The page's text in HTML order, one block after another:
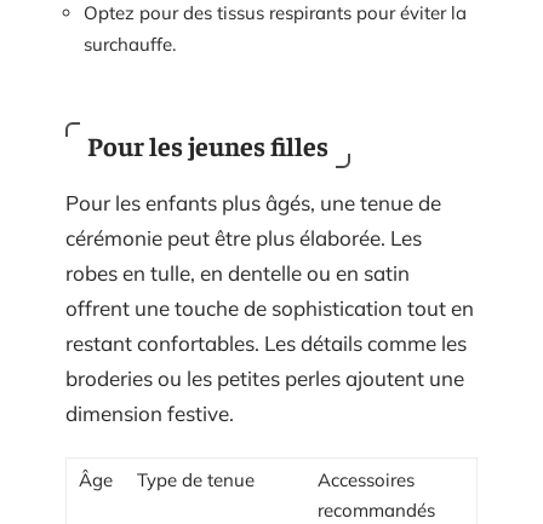
Optez pour des tissus respirants pour éviter la
surchauffe.
Pour les jeunes filles
Pour les enfants plus âgés, une tenue de
cérémonie peut être plus élaborée. Les
robes en tulle, en dentelle ou en satin
offrent une touche de sophistication tout en
restant confortables. Les détails comme les
broderies ou les petites perles ajoutent une
dimension festive.
Âge Type de tenue
Accessoires
recommandés